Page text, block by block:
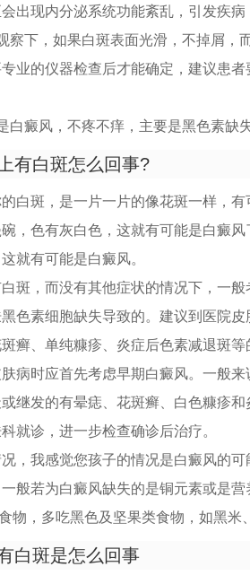
出现内分泌系统功能紊乱，引发疾病
察下，如果白斑表面光滑，不掉屑，
业的仪器检查后才能确定，建议患
白癜风，不疼不痒，主要是黑色素缺
有白斑怎么回事?
白斑，是一片一片的像花斑一样，
，色有灰白色，这就有可能是白癜
就有可能是白癜风。
白斑，而没有其他症状的情况下，一
色素细胞缺失导致的。建议到医院
癣、单纯糠疹、炎症后色素减退斑等
病时应首先考虑早期白癜风。一般
继发的有晕痣、花斑癣、白色糠疹
就诊，进一步检查确诊后治疗。
，我感觉您孩子的情况是白癜风的
般若为白癜风缺失的是铜元素或是
物，多吃黑色及坚果类食物，如黑米
白斑是怎么回事